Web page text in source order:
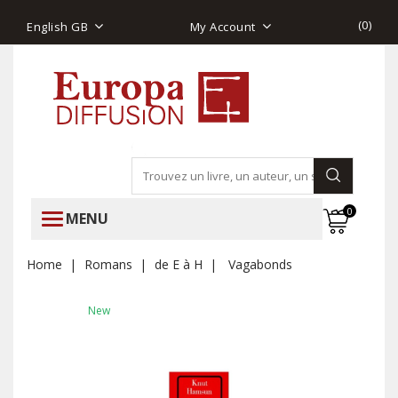
English GB My Account (0)
MENU 0
Home Romans de E à H Vagabonds
New